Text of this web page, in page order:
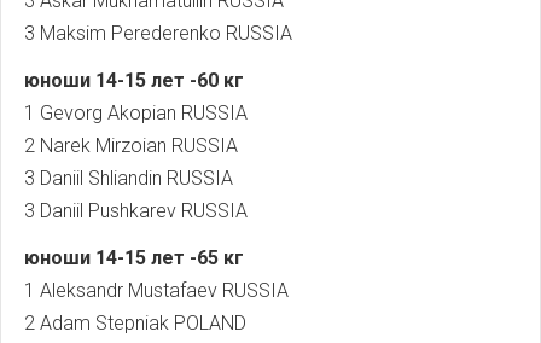
3 Maksim Perederenko RUSSIA
юноши 14-15 лет -60 кг
1 Gevorg Akopian RUSSIA
2 Narek Mirzoian RUSSIA
3 Daniil Shliandin RUSSIA
3 Daniil Pushkarev RUSSIA
юноши 14-15 лет -65 кг
1 Aleksandr Mustafaev RUSSIA
2 Adam Stepniak POLAND